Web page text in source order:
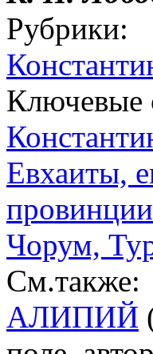
Рубрики:
Ключевые
Евхаиты,
Чорум,
См.также:
АЛИПИЙ